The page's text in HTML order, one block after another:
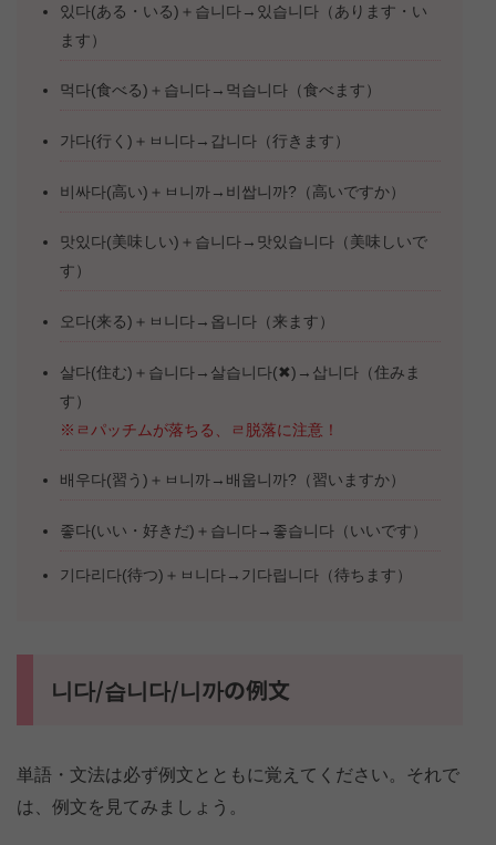
있다(ある・いる)＋습니다→있습니다（あります・い
ます）
먹다(食べる)＋습니다→먹습니다（食べます）
가다(行く)＋ㅂ니다→갑니다（行きます）
비싸다(高い)＋ㅂ니까→비쌉니까?（高いですか）
맛있다(美味しい)＋습니다→맛있습니다（美味しいで
す）
오다(来る)＋ㅂ니다→옵니다（来ます）
살다(住む)＋습니다→살습니다(✖)→삽니다（住みま
す）
※ㄹパッチムが落ちる、ㄹ脱落に注意！
배우다(習う)＋ㅂ니까→배웁니까?（習いますか）
좋다(いい・好きだ)＋습니다→좋습니다（いいです）
기다리다(待つ)＋ㅂ니다→기다립니다（待ちます）
니다/습니다/니까の例文
単語・文法は必ず例文とともに覚えてください。それで
は、例文を見てみましょう。